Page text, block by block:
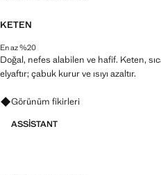
KETEN
En az %20
Doğal, nefes alabilen ve hafif. Keten,
elyaftır; çabuk kurur ve ısıyı azaltır.
Görünümler, ürünler ve trendler
Görünüm fikirleri
ASSISTANT